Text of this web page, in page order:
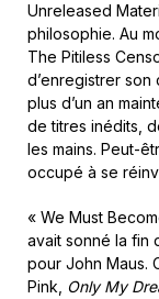
Unreleased
philosophie. Au
The Pitiless
d’enregistrer son
plus d’un an
de titres inédits,
les mains. Peut-
occupé à se
« We Must
avait sonné la fin
pour John Maus.
Pink,
Only My